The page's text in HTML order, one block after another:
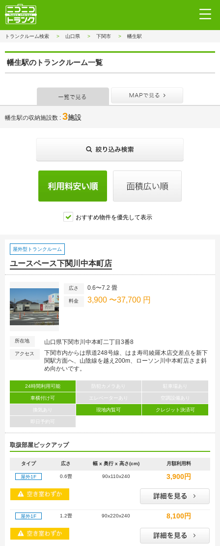
トランクルーム検索 山口県 下関市 幡生駅
幡生駅のトランクルーム一覧
幡生駅の収納施設数 3施設
おすすめ物件を優先して表示
屋外型トランクルーム
ユースペース下関川中本町店
広さ 0.6〜7.2 畳
料金 3,900 〜37,700 円
所在地 山口県下関市川中本町二丁目3番8
アクセス
下関市内からは県道248号線、はま寿司綾羅木店交差点を新下
関駅方面へ、山陰線を越え200m、ローソン川中本町店さま斜
め向かいです。
24時間利用可能 防犯カメラあり 駐車場あり
車横付け可 エレベーターあり 空調設備あり
換気あり 現地内覧可 クレジット決済可
即日予約可
取扱部屋ピックアップ
タイプ 広さ 幅 x 奥行 x 高さ(cm) 月額利用料
屋外1F 0.6畳 90x110x240 3,900円
屋外1F 1.2畳 90x220x240 8,100円